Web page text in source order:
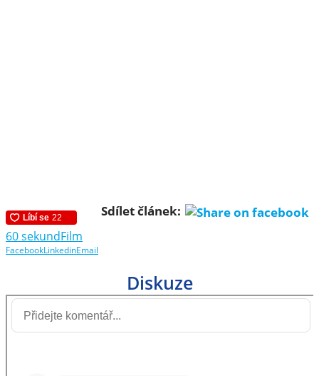
Sdílet článek:
60 sekundFilm
FacebookLinkedinEmail
Diskuze